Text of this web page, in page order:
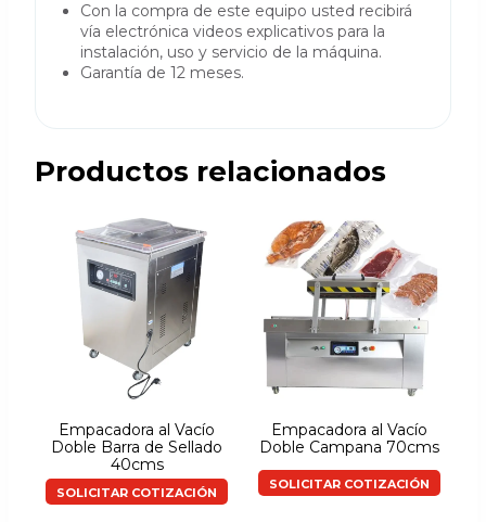
Con la compra de este equipo usted recibirá
vía electrónica videos explicativos para la
instalación, uso y servicio de la máquina.
Garantía de 12 meses.
Productos relacionados
Empacadora al Vacío
Doble Barra de Sellado
40cms
SOLICITAR COTIZACIÓN
Empacadora al Vacío
Doble Campana 70cms
SOLICITAR COTIZACIÓN